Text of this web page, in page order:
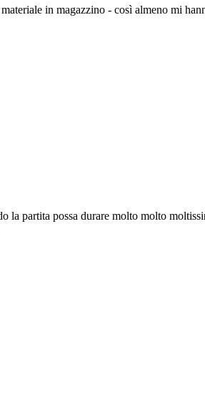
in magazzino - così almeno mi
la partita possa durare molto molto